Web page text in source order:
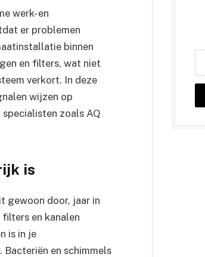
werk- en
er problemen
binnen
en filters, wat niet
verkort. In deze
wijzen op
zoals AQ
is
gewoon door, jaar in
en kanalen
is in je
en schimmels